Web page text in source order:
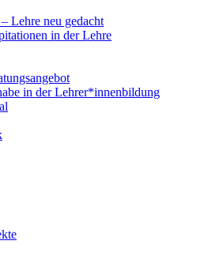
Lehre neu gedacht
in der Lehre
in der Lehrer*innenbildung